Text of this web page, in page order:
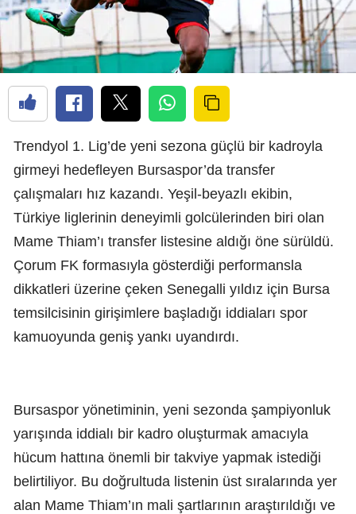
Trendyol 1. Lig’de yeni sezona güçlü bir kadroyla
girmeyi hedefleyen Bursaspor’da transfer
çalışmaları hız kazandı. Yeşil-beyazlı ekibin,
Türkiye liglerinin deneyimli golcülerinden biri olan
Mame Thiam’ı transfer listesine aldığı öne sürüldü.
Çorum FK formasıyla gösterdiği performansla
dikkatleri üzerine çeken Senegalli yıldız için Bursa
temsilcisinin girişimlere başladığı iddiaları spor
kamuoyunda geniş yankı uyandırdı.
Bursaspor yönetiminin, yeni sezonda şampiyonluk
yarışında iddialı bir kadro oluşturmak amacıyla
hücum hattına önemli bir takviye yapmak istediği
belirtiliyor. Bu doğrultuda listenin üst sıralarında yer
alan Mame Thiam’ın mali şartlarının araştırıldığı ve